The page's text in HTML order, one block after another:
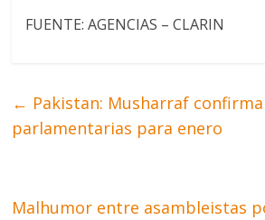
FUENTE: AGENCIAS – CLARIN
← Pakistan: Musharraf
parlamentarias para enero
Malhumor entre asambleistas